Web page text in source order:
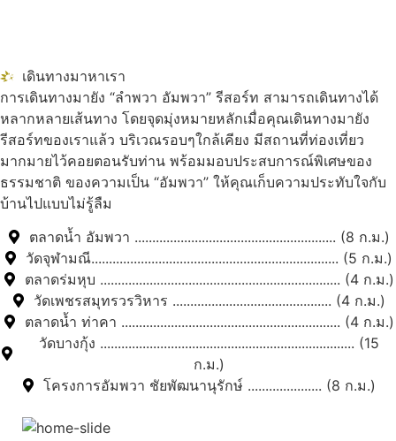
เดินทางมาหาเรา
การเดินทางมายัง “ลำพวา อัมพวา” รีสอร์ท สามารถเดินทางได้
หลากหลายเส้นทาง โดยจุดมุ่งหมายหลักเมื่อคุณเดินทางมายัง
รีสอร์ทของเราแล้ว บริเวณรอบๆใกล้เคียง มีสถานที่ท่องเที่ยว
มากมายไว้คอยตอนรับท่าน พร้อมมอบประสบการณ์พิเศษของ
ธรรมชาติ ของความเป็น “อัมพวา” ให้คุณเก็บความประทับใจกับ
บ้านไปแบบไม่รู้ลืม
ตลาดน้ำ อัมพวา ......................................................... (8 ก.ม.)
วัดจุฬามณี...................................................................... (5 ก.ม.)
ตลาดร่มหุบ .................................................................... (4 ก.ม.)
วัดเพชรสมุทรวรวิหาร ............................................. (4 ก.ม.)
ตลาดน้ำ ท่าคา .............................................................. (4 ก.ม.)
วัดบางกุ้ง ........................................................................ (15
ก.ม.)
โครงการอัมพวา ชัยพัฒนานุรักษ์ ..................... (8 ก.ม.)